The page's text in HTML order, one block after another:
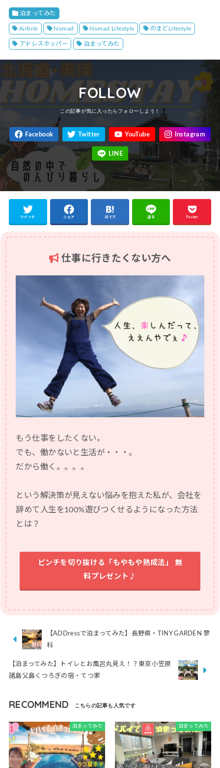
泊まってみた
Airbnb Nomad Nomad Lifestyle のまどLifestyle
アドレスホッパー 泊まってみた
FOLLOW
ツイート シェア はてブ 送る Pocket
仕事に行きたくない方へ
もう仕事をしたくない。
でも、働かないと生活が・・・。
だから働く。。。。
という解決策が見えない悩みを抱えた私が、会社を
辞めて人生を100%遊びつくせるようになった方法
とは？
ピンチを切り抜ける「もやもや熟成法」 無
料プレゼント♪
【ADDressで泊まってみた】長野県・TINY GARDEN 蓼
科
【泊まってみた】トイレとお風呂丸見え！？東京小笠原
諸島父島くつろぎの宿・てつ家
RECOMMEND
泊まってみた 泊まってみた